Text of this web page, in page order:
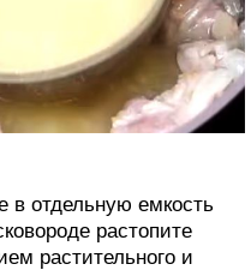
в отдельную емкость
растопите
растительного и